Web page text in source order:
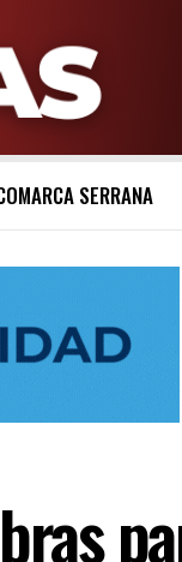
SERRANA